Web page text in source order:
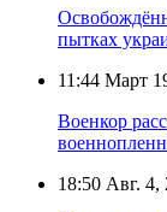
пытках
11:44 Март
Военкор
18:50 Авг. 4,